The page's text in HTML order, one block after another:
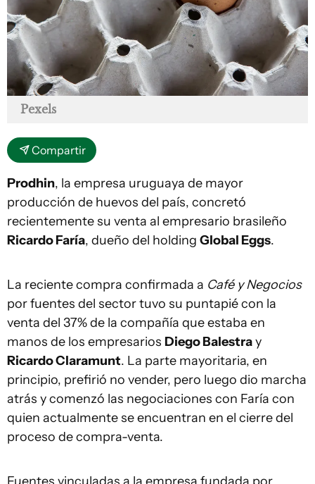
Pexels
Compartir
Prodhin, la empresa uruguaya de mayor
producción de huevos del país, concretó
recientemente su venta al empresario brasileño
Ricardo Faría, dueño del holding Global Eggs.
La reciente compra confirmada a Café y Negocios
por fuentes del sector tuvo su puntapié con la
venta del 37% de la compañía que estaba en
manos de los empresarios Diego Balestray
Ricardo Claramunt. La parte mayoritaria, en
principio, prefirió no vender, pero luego dio marcha
atrás y comenzó las negociaciones con Faría con
quien actualmente se encuentran en el cierre del
proceso de compra-venta.